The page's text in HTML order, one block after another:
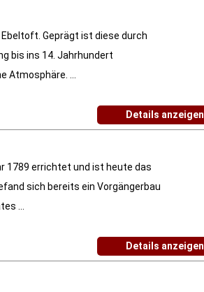
Geprägt ist diese durch
bis ins 14. Jahrhundert
Atmosphäre. ...
Details anzeigen
1789 errichtet und ist heute das
sich bereits ein Vorgängerbau
...
Details anzeigen